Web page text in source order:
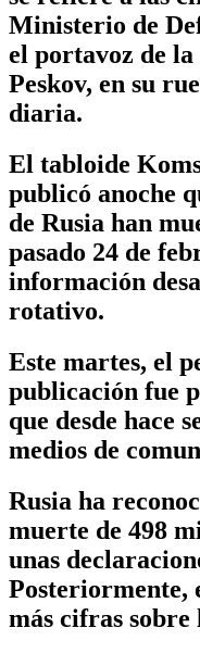
Ministerio de
el portavoz de
Peskov, en su
diaria.
El tabloide
publicó anoche
de Rusia han
pasado 24 de
información
rotativo.
Este martes, el
publicación fue
que desde hace
medios de
Rusia ha
muerte de 498
unas
Posteriormente,
más cifras sobre